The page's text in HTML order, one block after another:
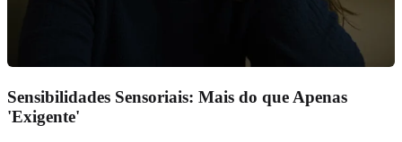
Sensibilidades Sensoriais: Mais do que Apenas
'Exigente'